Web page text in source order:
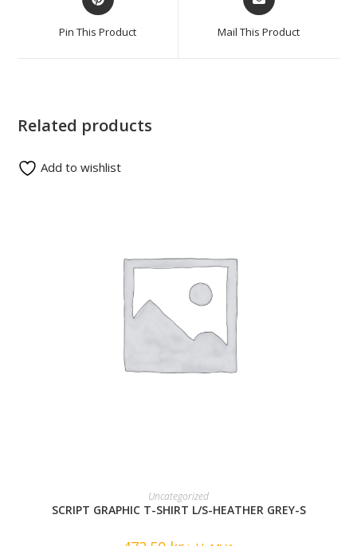
Pin This Product Mail This Product
Related products
READ MORE
Uncategorized
SCRIPT GRAPHIC T-SHIRT L/S-HEATHER GREY-S
Add to wishlist